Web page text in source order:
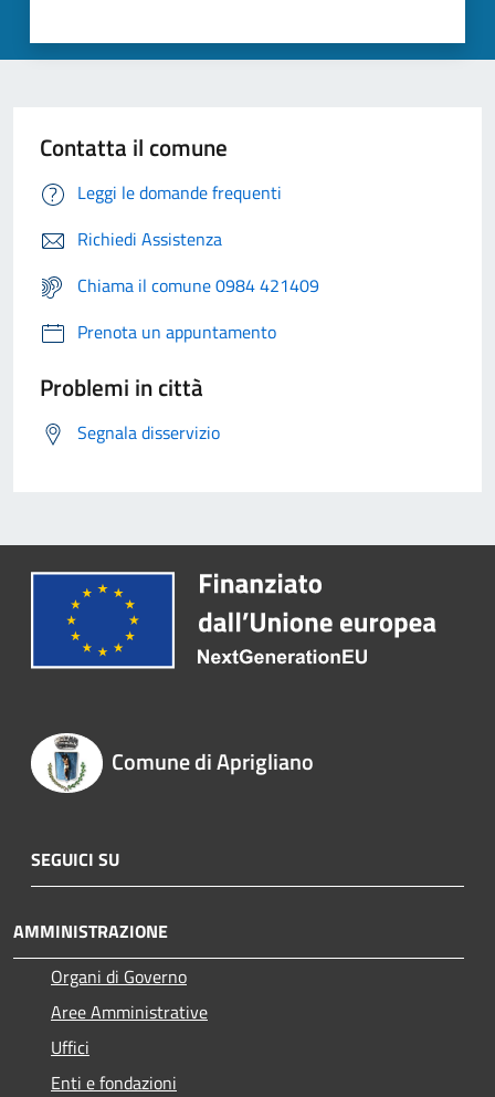
Contatta il comune
Leggi le domande frequenti
Richiedi Assistenza
Chiama il comune 0984 421409
Prenota un appuntamento
Problemi in città
Segnala disservizio
Comune di Aprigliano
SEGUICI SU
AMMINISTRAZIONE
Organi di Governo
Aree Amministrative
Uffici
Enti e fondazioni